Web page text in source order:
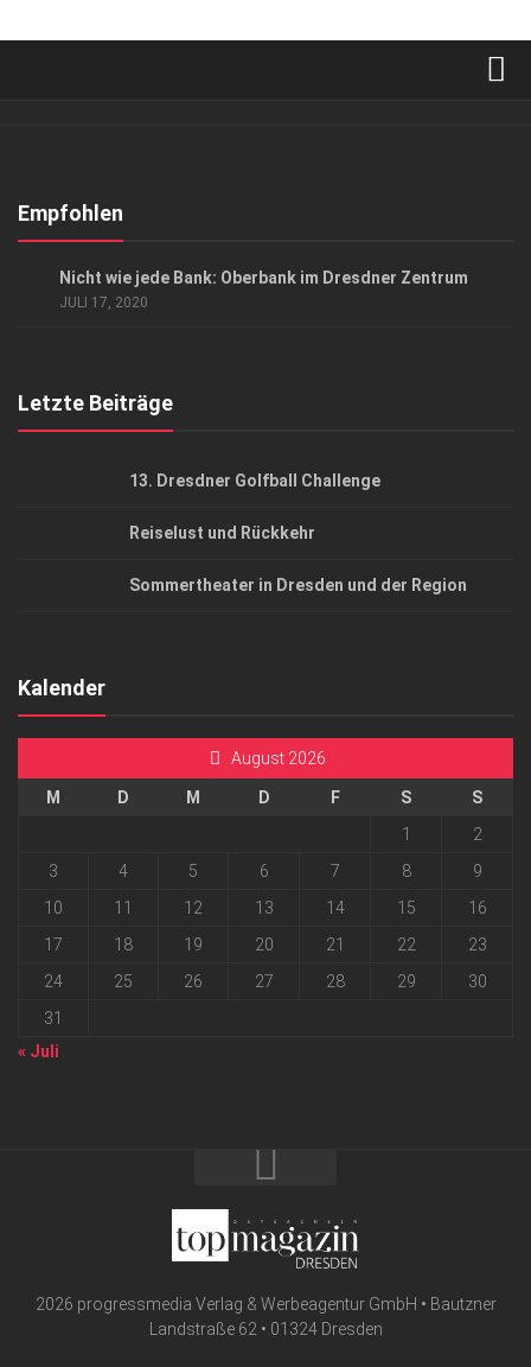
Kontakt, Impressum
Empfohlen
Nicht wie jede Bank: Oberbank im Dresdner Zentrum
JULI 17, 2020
Letzte Beiträge
13. Dresdner Golfball Challenge
Reiselust und Rückkehr
Sommertheater in Dresden und der Region
Kalender
August 2026
M D M D F S
S
1
2
3
4 5 6 7 8
9
10
11 12 13 14 15
16
17
18 19 20 21 22
23
24
25 26 27 28 29
30
31
« Juli
2026 progressmedia Verlag & Werbeagentur GmbH • Bautzner
Landstraße 62 • 01324 Dresden